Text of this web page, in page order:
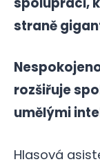
straně
rozšiřuje
umělými
Hlasová